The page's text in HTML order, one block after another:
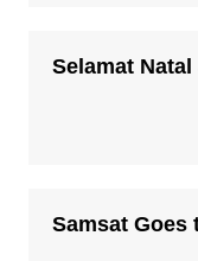
Selamat
Samsat Goes